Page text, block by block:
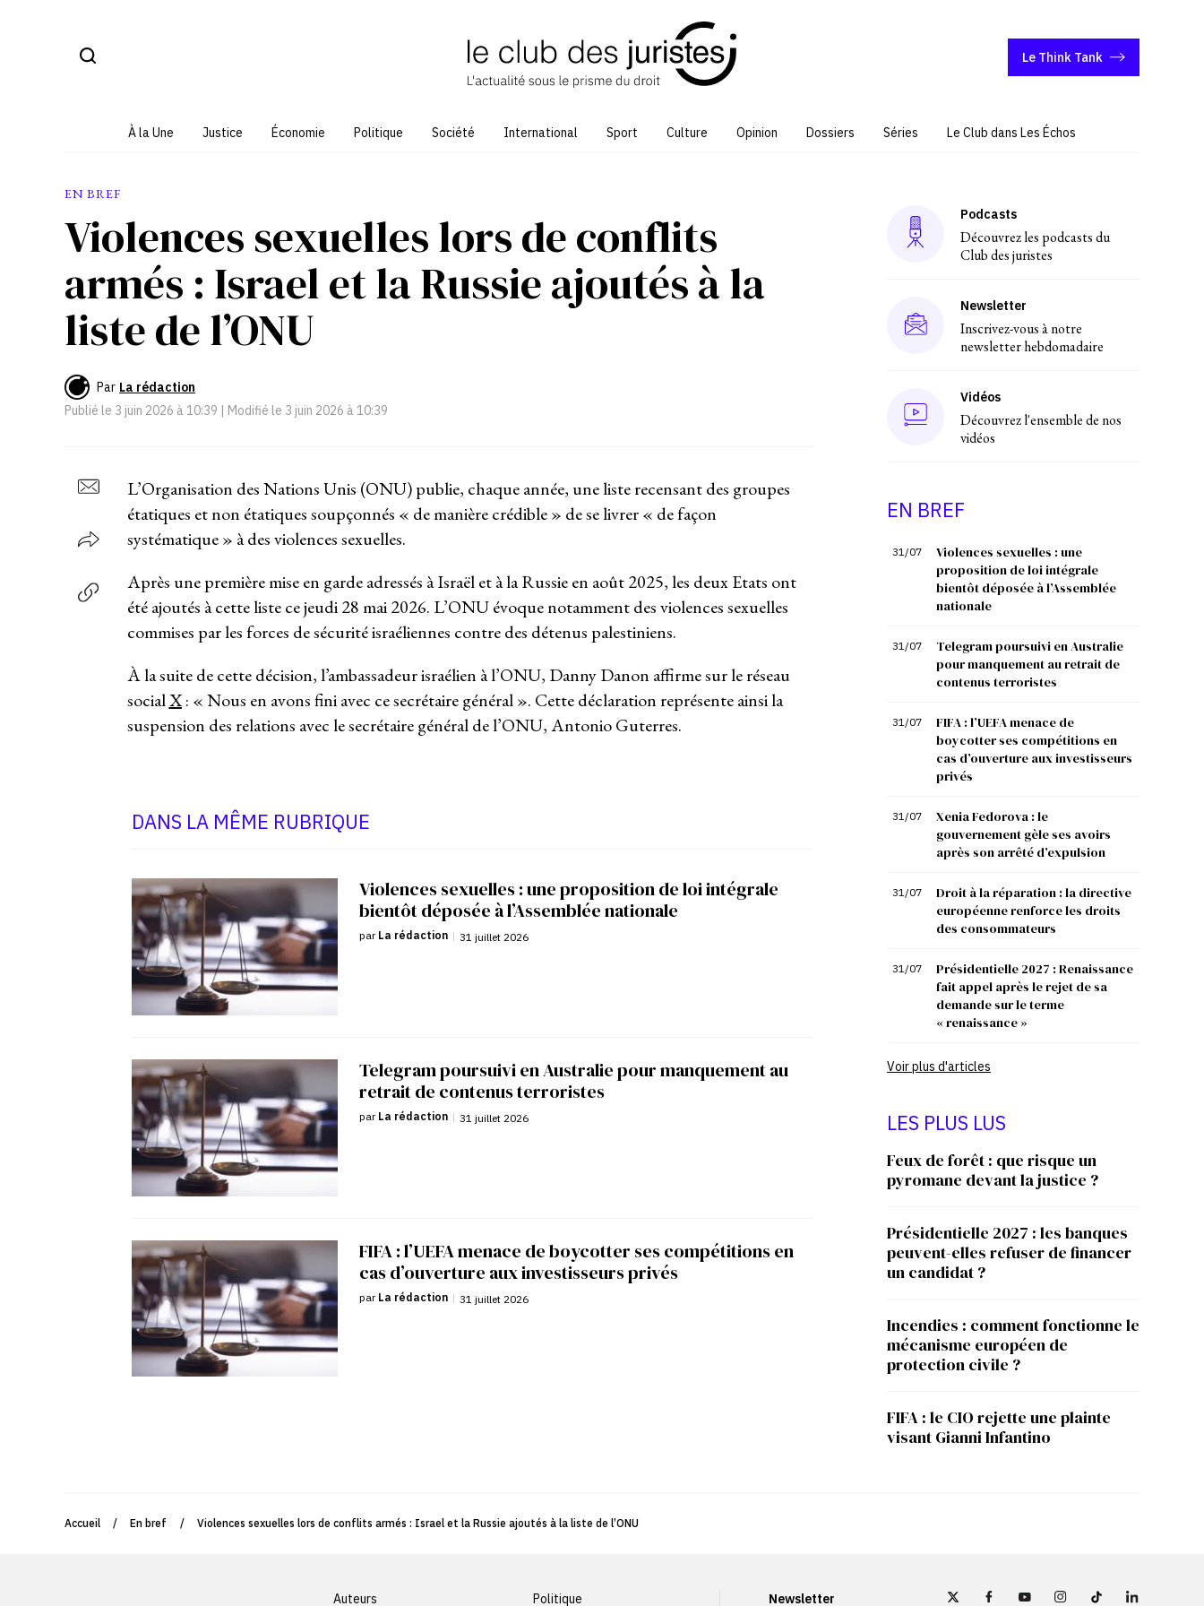
Le Think Tank
À la Une Justice Économie Politique Société International Sport Culture Opinion Dossiers Séries Le Club dans Les Échos
EN BREF
Violences sexuelles lors de conflits
armés : Israel et la Russie ajoutés à la
liste de l’ONU
Par La rédaction
Publié le 3 juin 2026 à 10:39 | Modifié le 3 juin 2026 à 10:39
L’Organisation des Nations Unis (ONU) publie, chaque année, une liste recensant des groupes
étatiques et non étatiques soupçonnés « de manière crédible » de se livrer « de façon
systématique » à des violences sexuelles.
Après une première mise en garde adressés à Israël et à la Russie en août 2025, les deux Etats ont
été ajoutés à cette liste ce jeudi 28 mai 2026. L’ONU évoque notamment des violences sexuelles
commises par les forces de sécurité israéliennes contre des détenus palestiniens.
À la suite de cette décision, l’ambassadeur israélien à l’ONU, Danny Danon affirme sur le réseau
socialX: « Nous en avons fini avec ce secrétaire général ». Cette déclaration représente ainsi la
suspension des relations avec le secrétaire général de l’ONU, Antonio Guterres.
DANS LA MÊME RUBRIQUE
Violences sexuelles : une proposition de loi intégrale
bientôt déposée à l’Assemblée nationale
par La rédaction | 31 juillet 2026
Telegram poursuivi en Australie pour manquement au
retrait de contenus terroristes
par La rédaction | 31 juillet 2026
FIFA : l’UEFA menace de boycotter ses compétitions en
cas d’ouverture aux investisseurs privés
par La rédaction | 31 juillet 2026
Podcasts
Découvrez les podcasts du
Club des juristes
Newsletter
Inscrivez-vous à notre
newsletter hebdomadaire
Vidéos
Découvrez l'ensemble de nos
vidéos
EN BREF
31/07
Violences sexuelles : une
proposition de loi intégrale
bientôt déposée à l’Assemblée
nationale
31/07
Telegram poursuivi en Australie
pour manquement au retrait de
contenus terroristes
31/07
FIFA : l’UEFA menace de
boycotter ses compétitions en
cas d’ouverture aux investisseurs
privés
31/07
Xenia Fedorova : le
gouvernement gèle ses avoirs
après son arrêté d’expulsion
31/07
Droit à la réparation : la directive
européenne renforce les droits
des consommateurs
31/07
Présidentielle 2027 : Renaissance
fait appel après le rejet de sa
demande sur le terme
« renaissance »
Voir plus d'articles
LES PLUS LUS
Feux de forêt : que risque un
pyromane devant la justice ?
Présidentielle 2027 : les banques
peuvent-elles refuser de financer
un candidat ?
Incendies : comment fonctionne le
mécanisme européen de
protection civile ?
FIFA : le CIO rejette une plainte
visant Gianni Infantino
Accueil / En bref / Violences sexuelles lors de conflits armés : Israel et la Russie ajoutés à la liste de l’ONU
Auteurs Politique Newsletter